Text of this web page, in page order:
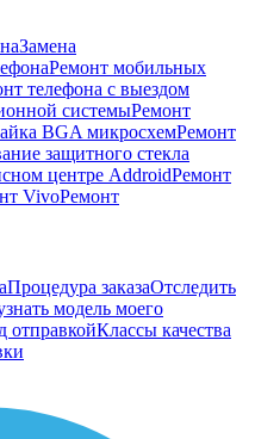
Замена
Ремонт мобильных
телефона с выездом
системыРемонт
BGA микросхемРемонт
защитного стекла
центре AddroidРемонт
VivoРемонт
Процедура заказаОтследить
модель моего
отправкойКлассы качества